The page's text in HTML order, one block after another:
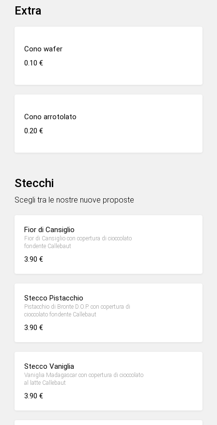
Extra
Cono wafer
0.10 €
Cono arrotolato
0.20 €
Stecchi
Scegli tra le nostre nuove proposte
Fior di Cansiglio
Fior di Cansiglio con copertura di cioccolato
fondente Callebaut
3.90 €
Stecco Pistacchio
Pistacchio di Bronte D.O.P. con copertura di
cioccolato fondente Callebaut
3.90 €
Stecco Vaniglia
Vaniglia Madagascar con copertura di cioccolato
al latte Callebaut
3.90 €